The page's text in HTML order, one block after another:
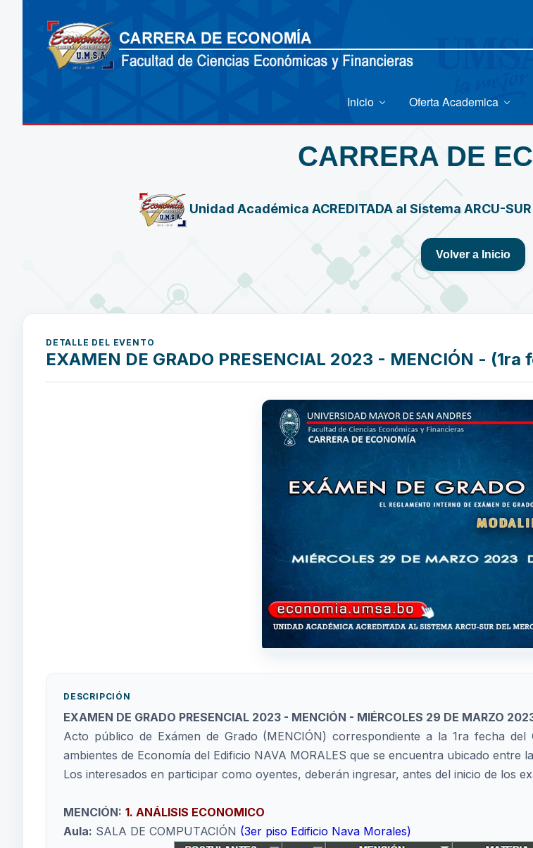
Inicio Oferta Academica
CARRERA DE
Unidad Académica ACREDITADA al Sistema ARCU-SUR
Volver a Inicio
DETALLE DEL EVENTO
EXAMEN DE GRADO PRESENCIAL 2023 - MENCIÓN -
DESCRIPCIÓN
EXAMEN DE GRADO PRESENCIAL 2023 - MENCIÓN - MIÉRCOLES 29 DE MARZO
Acto público de Exámen de Grado (MENCIÓN) correspondiente a la 1ra fecha
ambientes de Economía del Edificio NAVA MORALES que se encuentra ubicado entre
Los interesados en participar como oyentes, deberán ingresar, antes del inicio de los
MENCIÓN: 1. ANÁLISIS ECONOMICO
Aula: SALA DE COMPUTACIÓN (3er piso Edificio Nava Morales)